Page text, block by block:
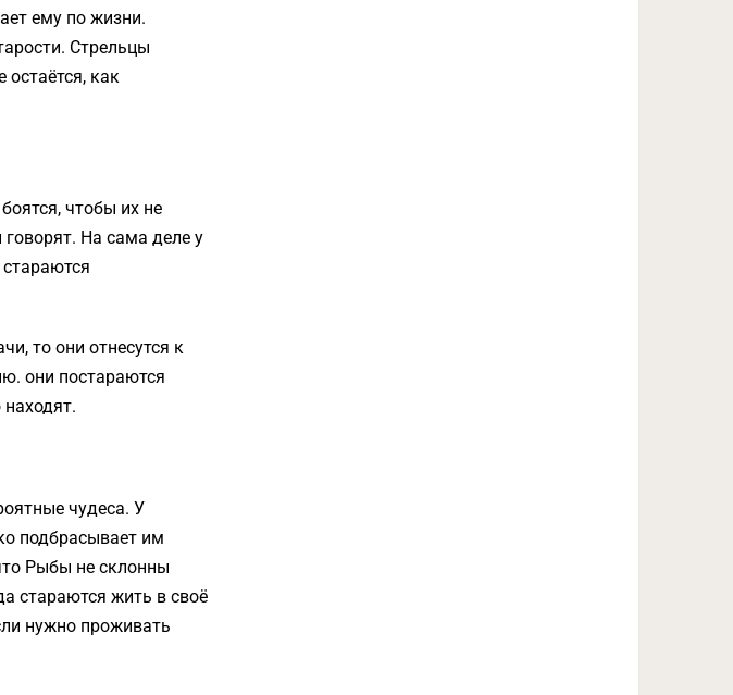
ему по жизни.
Стрельцы
как
чтобы их не
На сама деле у
стараются
то они отнесутся к
они постараются
чудеса. У
подбрасывает им
Рыбы не склонны
стараются жить в своё
нужно проживать